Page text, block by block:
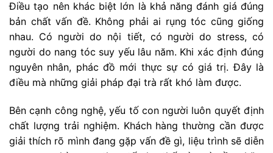
Điều tạo nên khác biệt lớn là khả năng đánh giá đúng
bản chất vấn đề. Không phải ai rụng tóc cũng giống
nhau. Có người do nội tiết, có người do stress, có
người do nang tóc suy yếu lâu năm. Khi xác định đúng
nguyên nhân, phác đồ mới thực sự có giá trị. Đây là
điều mà những giải pháp đại trà rất khó làm được.
Bên cạnh công nghệ, yếu tố con người luôn quyết định
chất lượng trải nghiệm. Khách hàng thường cần được
giải thích rõ mình đang gặp vấn đề gì, liệu trình sẽ diễn